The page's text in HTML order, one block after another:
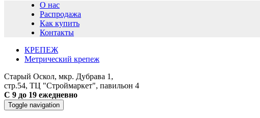
О нас
Распродажа
Как купить
Контакты
КРЕПЕЖ
Метрический крепеж
Старый Оскол, мкр. Дубрава 1,
стр.54, ТЦ "Строймаркет", павильон 4
С 9 до 19 ежедневно
Toggle navigation